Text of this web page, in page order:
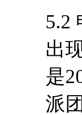
5.2
出
是
派